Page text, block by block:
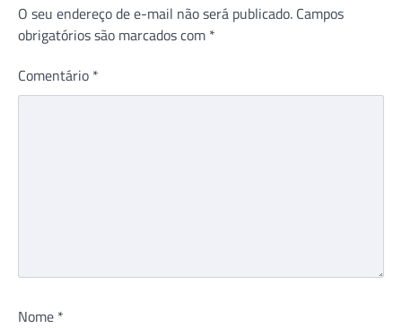
O seu endereço de e-mail não será publicado. Campos
obrigatórios são marcados com *
Comentário *
Nome *